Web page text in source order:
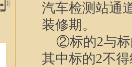
汽车检测站通
装修期。
②标的2与标
其中标的2不